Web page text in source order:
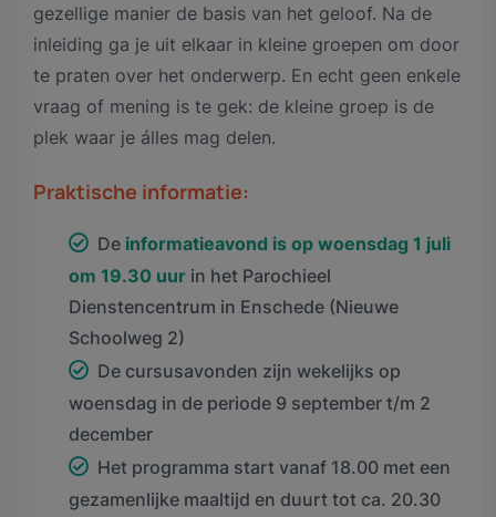
gezellige manier de basis van het geloof. Na de
inleiding ga je uit elkaar in kleine groepen om door
te praten over het onderwerp. En echt geen enkele
vraag of mening is te gek: de kleine groep is de
plek waar je álles mag delen.
Praktische informatie:
De informatieavond is op woensdag 1 juli
om 19.30 uur in het Parochieel
Dienstencentrum in Enschede (Nieuwe
Schoolweg 2)
De cursusavonden zijn wekelijks op
woensdag in de periode 9 september t/m 2
december
Het programma start vanaf 18.00 met een
gezamenlijke maaltijd en duurt tot ca. 20.30